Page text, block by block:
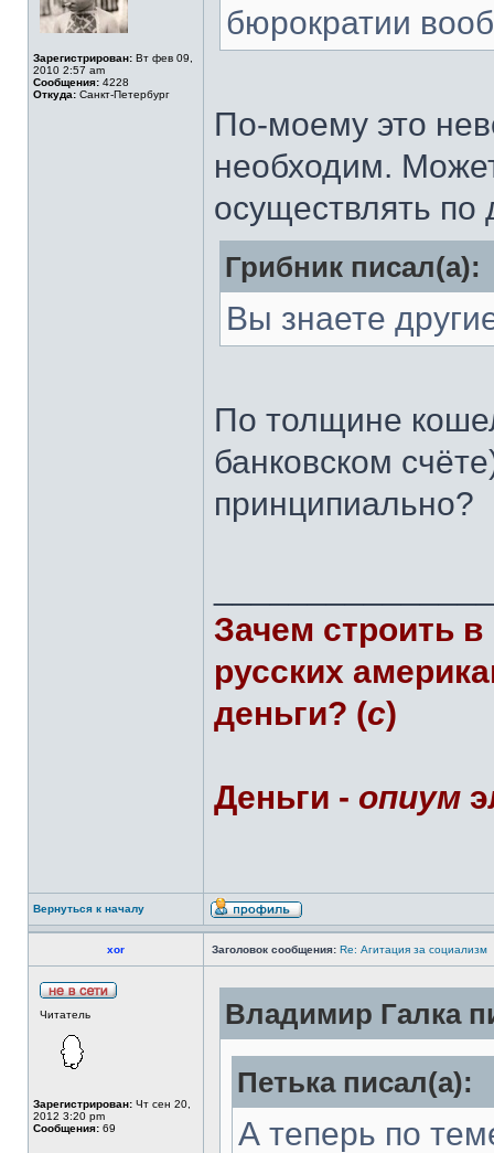
Зарегистрирован: Вт фев 09,
2010 2:57 am
Сообщения: 4228
Откуда: Санкт-Петербург
бюрократии
По-моему это
необходим.
осуществлять по
Грибник писал(а):
Вы знаете
По толщине
банковском
принципиально?
Зачем строить
русских
деньги? (с)
Деньги - опиум
Вернуться к началу
xor Заголовок сообщения: Re: Агитация за социализм
Читатель
Зарегистрирован: Чт сен 20,
2012 3:20 pm
Сообщения: 69
Владимир Галка
Петька писал(а):
А теперь по